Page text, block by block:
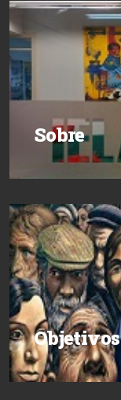
Sobre
Objetivos